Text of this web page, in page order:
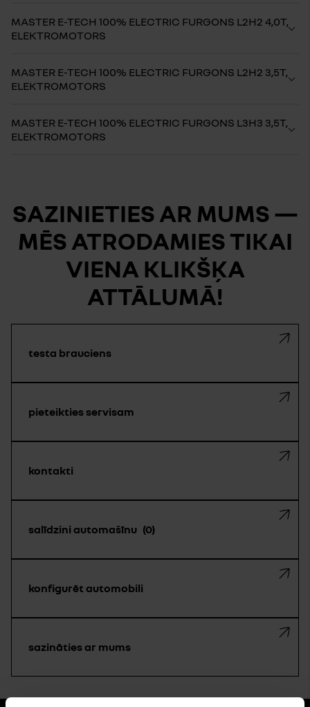
MASTER E-TECH 100% ELECTRIC FURGONS L2H2 4,0T,
ELEKTROMOTORS
MASTER E-TECH 100% ELECTRIC FURGONS L2H2 3,5T,
ELEKTROMOTORS
MASTER E-TECH 100% ELECTRIC FURGONS L3H3 3,5T,
ELEKTROMOTORS
SAZINIETIES AR MUMS —
MĒS ATRODAMIES TIKAI
VIENA KLIKŠĶA
ATTĀLUMĀ!
testa brauciens
pieteikties servisam
kontakti
salīdzini automašīnu 0
konfigurēt automobili
sazināties ar mums